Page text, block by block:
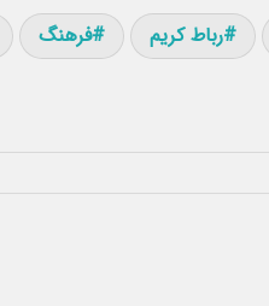
رباط کریم فرهنگ